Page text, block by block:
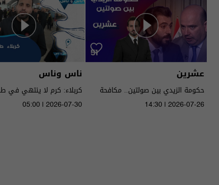
عشرين
حكومة الزيدي بين صولتين.. مكافحة
14:30 | 2026-07-26
ناس وناس
كربلاء: كرم لا ينتهي في
05:00 | 2026-07-30